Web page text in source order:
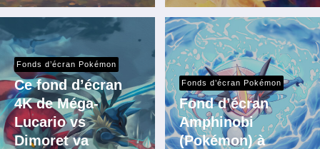
Fonds d’écran Pokémon
Ce fond d’écran
4K de Méga-
Lucario vs
Dimoret va
Fonds d’écran Pokémon
Fond d’écran
Amphinobi
(Pokémon) à